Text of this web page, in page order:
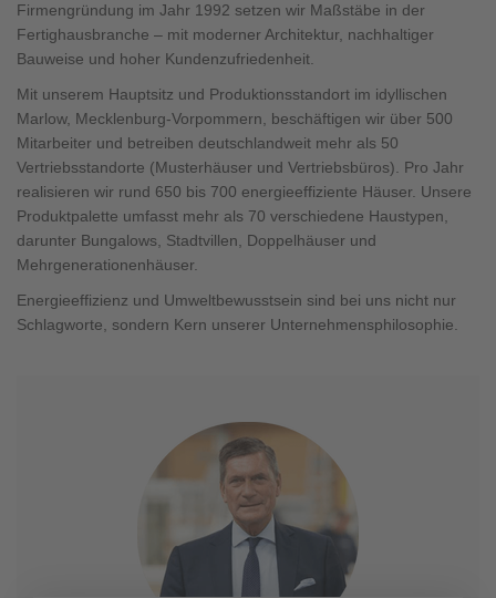
ÜBER UNS
KONTAKT
Brauchen Sie Hilfe?
038221 4000
MUSTERHAUS FINDEN
Firmengründung im Jahr 1992 setzen wir Maßstäbe in der
Fertighausbranche – mit moderner Architektur, nachhaltiger
Bauweise und hoher Kundenzufriedenheit.
Mit unserem Hauptsitz und Produktionsstandort im idyllischen
Marlow, Mecklenburg-Vorpommern, beschäftigen wir über 500
Mitarbeiter und betreiben deutschlandweit mehr als 50
Vertriebsstandorte (Musterhäuser und Vertriebsbüros). Pro Jahr
realisieren wir rund 650 bis 700 energieeffiziente Häuser. Unsere
Produktpalette umfasst mehr als 70 verschiedene Haustypen,
darunter Bungalows, Stadtvillen, Doppelhäuser und
Mehrgenerationenhäuser.
Energieeffizienz und Umweltbewusstsein sind bei uns nicht nur
Schlagworte, sondern Kern unserer Unternehmensphilosophie.